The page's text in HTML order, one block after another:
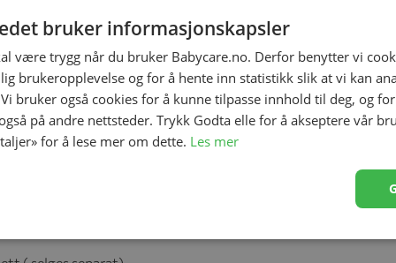
og ergonomisk komfort for babyens første
det enkle ett-klikk-systemet. Demontering for
stoff sørger for at babyen ikke blir for varm.
selesystem
Enkelt oppsettsystem
bruker informasjonskapsler
være trygg når du bruker Babycare.no. Derfor benytter vi
brukeropplevelse og for å hente inn statistikk slik at vi kan
bruker også cookies for å kunne tilpasse innhold til deg, og
på andre nettsteder. Trykk Godta elle for å akseptere vår
for å lese mer om dette. Les mer